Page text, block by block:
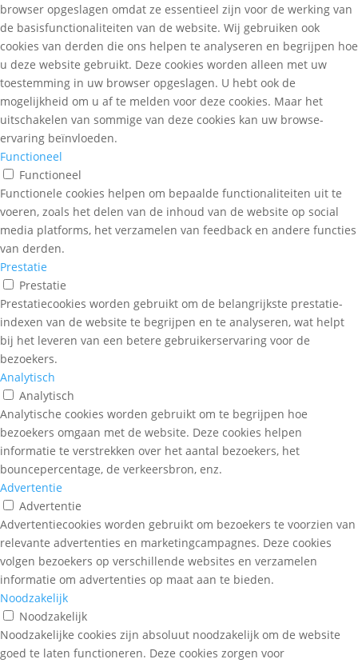
browser opgeslagen omdat ze essentieel zijn voor de werking van
de basisfunctionaliteiten van de website. Wij gebruiken ook
cookies van derden die ons helpen te analyseren en begrijpen hoe
u deze website gebruikt. Deze cookies worden alleen met uw
toestemming in uw browser opgeslagen. U hebt ook de
mogelijkheid om u af te melden voor deze cookies. Maar het
uitschakelen van sommige van deze cookies kan uw browse-
ervaring beïnvloeden.
Functioneel
Functioneel
Functionele cookies helpen om bepaalde functionaliteiten uit te
voeren, zoals het delen van de inhoud van de website op social
media platforms, het verzamelen van feedback en andere functies
van derden.
Prestatie
Prestatie
Prestatiecookies worden gebruikt om de belangrijkste prestatie-
indexen van de website te begrijpen en te analyseren, wat helpt
bij het leveren van een betere gebruikerservaring voor de
bezoekers.
Analytisch
Analytisch
Analytische cookies worden gebruikt om te begrijpen hoe
bezoekers omgaan met de website. Deze cookies helpen
informatie te verstrekken over het aantal bezoekers, het
bouncepercentage, de verkeersbron, enz.
Advertentie
Advertentie
Advertentiecookies worden gebruikt om bezoekers te voorzien van
relevante advertenties en marketingcampagnes. Deze cookies
volgen bezoekers op verschillende websites en verzamelen
informatie om advertenties op maat aan te bieden.
Noodzakelijk
Noodzakelijk
Noodzakelijke cookies zijn absoluut noodzakelijk om de website
goed te laten functioneren. Deze cookies zorgen voor